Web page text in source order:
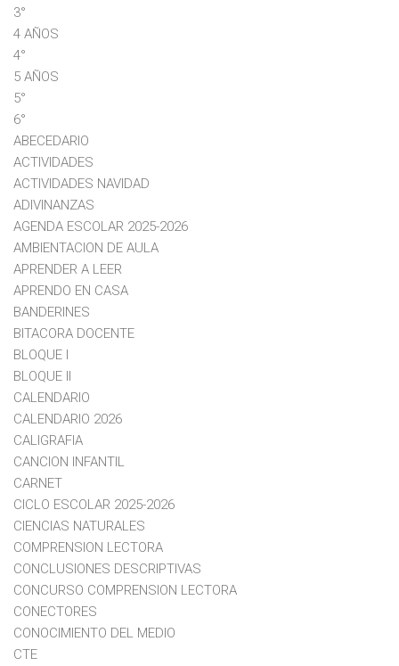
3°
4 AÑOS
4°
5 AÑOS
5°
6°
ABECEDARIO
ACTIVIDADES
ACTIVIDADES NAVIDAD
ADIVINANZAS
AGENDA ESCOLAR 2025-2026
AMBIENTACION DE AULA
APRENDER A LEER
APRENDO EN CASA
BANDERINES
BITACORA DOCENTE
BLOQUE I
BLOQUE II
CALENDARIO
CALENDARIO 2026
CALIGRAFIA
CANCION INFANTIL
CARNET
CICLO ESCOLAR 2025-2026
CIENCIAS NATURALES
COMPRENSION LECTORA
CONCLUSIONES DESCRIPTIVAS
CONCURSO COMPRENSION LECTORA
CONECTORES
CONOCIMIENTO DEL MEDIO
CTE